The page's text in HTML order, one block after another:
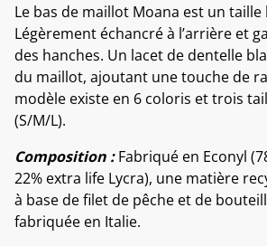
Le bas de maillot Moana est un taille
Légèrement échancré à l’arrière et
des hanches. Un lacet de dentelle
du maillot, ajoutant une touche de
modèle existe en 6 coloris et trois
(S/M/L).
Composition :Fabriqué en Econyl
22% extra life Lycra), une matière
à base de filet de pêche et de
fabriquée en Italie.